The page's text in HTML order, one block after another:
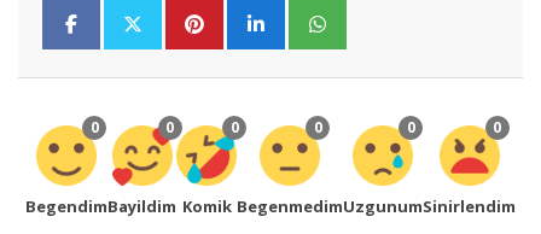
0
Begendim
0
Bayildim
0
Komik
0
Begenmedim
0
Uzgunum
0
Sinirlendim